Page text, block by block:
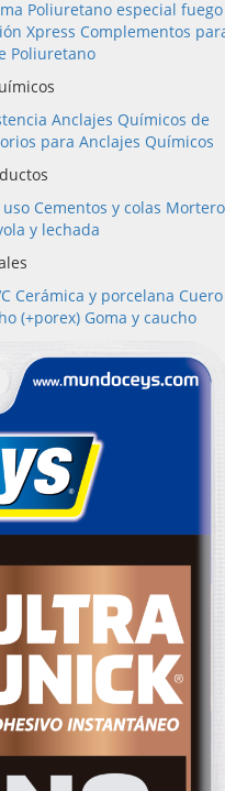
Poliuretano especial fuego
Xpress Complementos
Poliuretano
Anclajes Químicos de
para Anclajes Químicos
Cementos y colas
y lechada
Cerámica y porcelana Cuero
(+porex) Goma y caucho